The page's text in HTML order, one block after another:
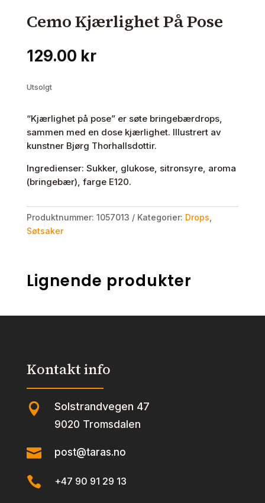
Cemo Kjærlighet På Pose
129.00 kr
Utsolgt
“Kjærlighet på pose” er søte bringebærdrops,
sammen med en dose kjærlighet. Illustrert av
kunstner Bjørg Thorhallsdottir.
Ingredienser: Sukker, glukose, sitronsyre, aroma
(bringebær), farge E120.
Produktnummer: 1057013 Kategorier: Drops
Søtsaker
Lignende produkter
Kontakt info
 Solstrandvegen 47
9020 Tromsdalen
 post@taras.no
 +47 90 91 29 13